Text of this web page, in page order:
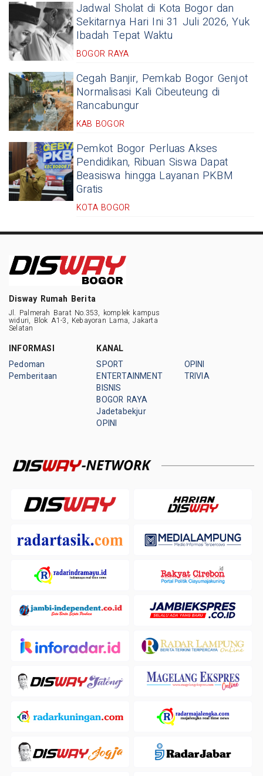
Jadwal Sholat di Kota Bogor dan
Sekitarnya Hari Ini 31 Juli 2026, Yuk
Ibadah Tepat Waktu
BOGOR RAYA
Cegah Banjir, Pemkab Bogor Genjot
Normalisasi Kali Cibeuteung di
Rancabungur
KAB BOGOR
Pemkot Bogor Perluas Akses
Pendidikan, Ribuan Siswa Dapat
Beasiswa hingga Layanan PKBM
Gratis
KOTA BOGOR
Disway Rumah Berita
Jl. Palmerah Barat No.353, komplek kampus
widuri, Blok A1-3, Kebayoran Lama, Jakarta
Selatan
INFORMASI
Pedoman
Pemberitaan
KANAL
SPORT
ENTERTAINMENT
BISNIS
BOGOR RAYA
Jadetabekjur
OPINI
OPINI
TRIVIA